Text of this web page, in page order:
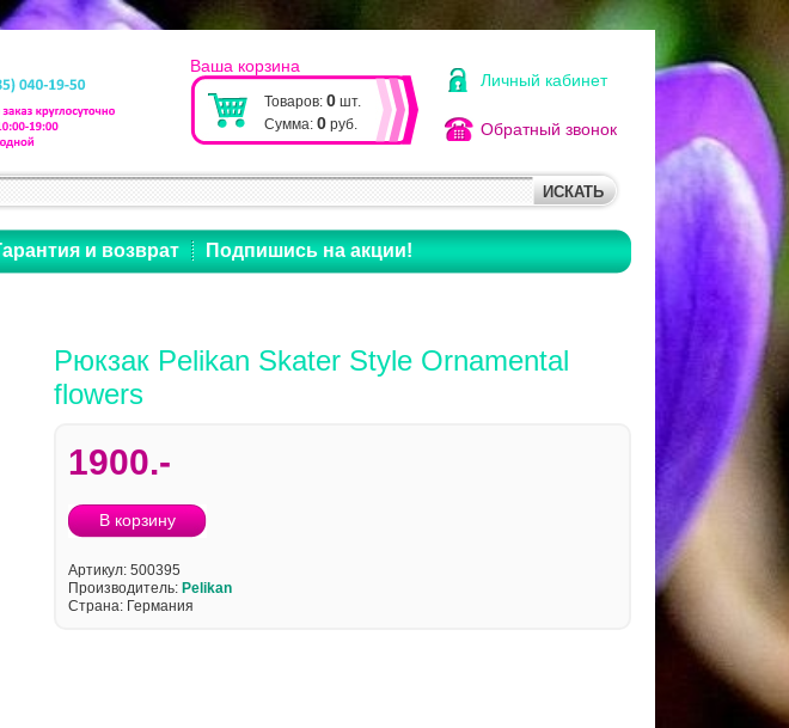
Личный кабинет
Обратный звонок
Ваша корзина
Товаров: 0 шт.
Сумма: 0 руб.
и возврат Подпишись на акции!
Рюкзак Pelikan Skater Style Ornamental
flowers
1900.-
Артикул: 500395
Производитель: Pelikan
Страна: Германия